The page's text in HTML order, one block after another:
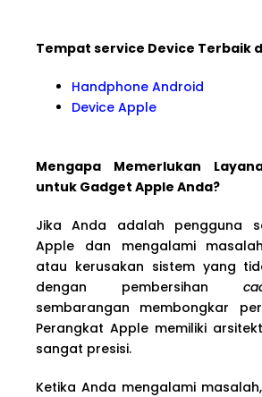
Tempat service Device Terbaik
Handphone Android
Device Apple
Mengapa Memerlukan
untuk Gadget Apple Anda?
Jika Anda adalah pengguna
Apple dan mengalami
atau kerusakan sistem yang
dengan pembersihan
sembarangan membongkar
Perangkat Apple memiliki
sangat presisi.
Ketika Anda mengalami